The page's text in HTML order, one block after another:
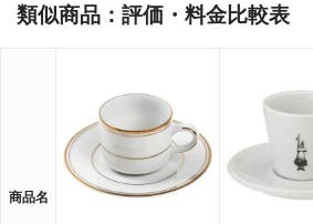
類似商品：評価・料金比較表
商品名